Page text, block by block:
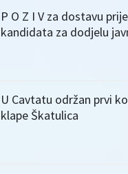
P O Z I V za dostavu
kandidata za dodjelu
U Cavtatu održan prvi
klape Škatulica